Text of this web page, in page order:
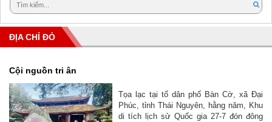
ĐỊA CHỈ ĐỎ
Cội nguồn tri ân
Tọa lạc tại tổ dân phố Bàn Cờ, xã Đại
Phúc, tỉnh Thái Nguyên, hằng năm, Khu
di tích lịch sử Quốc gia 27-7 đón đông